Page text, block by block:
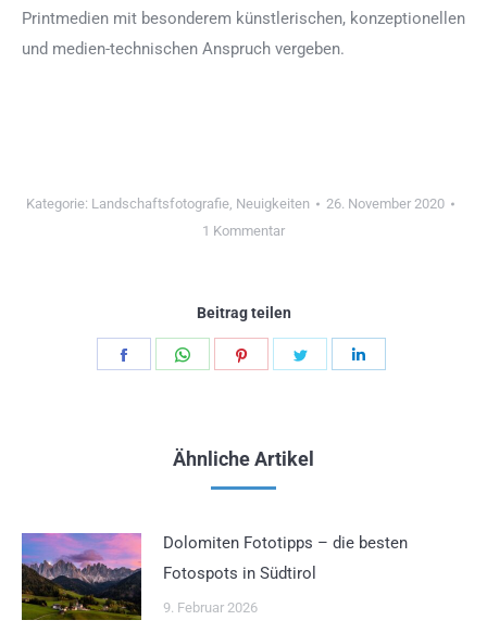
Printmedien mit besonderem künstlerischen, konzeptionellen
und medien-technischen Anspruch vergeben.
Kategorie: Landschaftsfotografie, Neuigkeiten
26. November 2020
1 Kommentar
Beitrag teilen
Teilen
Teilen
Teilen
Ähnliche Artikel
Dolomiten Fototipps – die besten
Fotospots in Südtirol
9. Februar 2026